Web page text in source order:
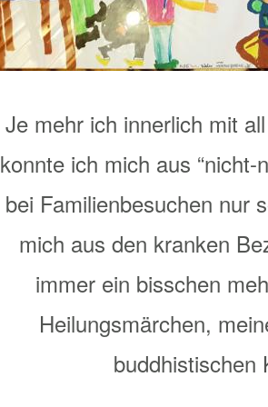
Je mehr ich innerlich mit
konnte ich mich aus
bei Familienbesuchen nur
mich aus den kranken
immer ein bisschen
Heilungsmärchen,
buddhistischen